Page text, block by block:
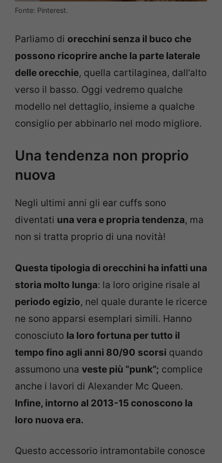
Fonte: Pinterest.
Parliamo di orecchini senza il buco che
possono ricoprire anche la parte laterale
delle orecchie, quella cartilaginea, dall’alto
verso il basso. Oggi vedremo qualche
modello nel dettaglio, insieme a qualche
consiglio per abbinarlo nel modo migliore.
Una tendenza non proprio
nuova
Negli ultimi anni gli ear cuffs sono
diventati una vera e propria tendenza, ma
non si tratta proprio di una novità!
Questa tipologia di orecchini ha infatti una
storia molto lunga: la loro origine risale al
periodo egizio, nel quale durante le ricerce
ne sono apparsi esemplari simili. Hanno
conosciuto la loro fortuna per tutto il
tempo fino agli anni 80/90 scorsi quando
assumono una veste più “punk”; complice
anche i lavori di Alexander Mc Queen.
Infine, intorno al 2013-15 conoscono la
loro nuova era.
Questo accessorio intramontabile conosce